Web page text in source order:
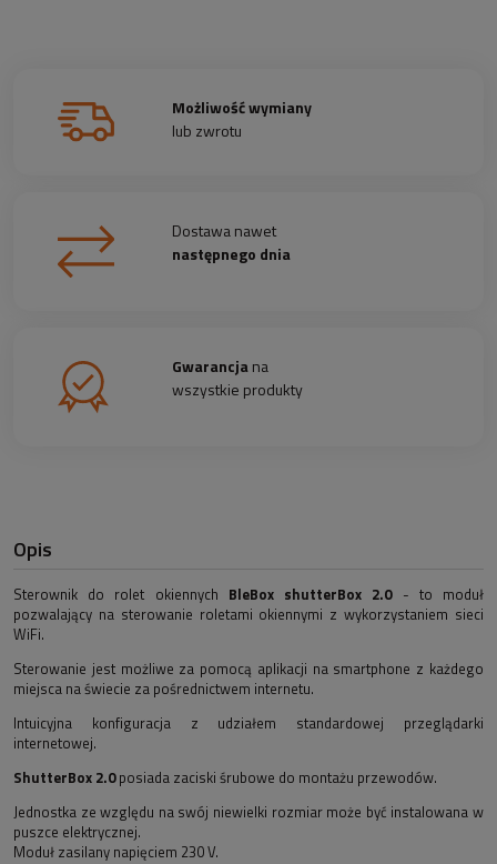
Możliwość wymiany
lub zwrotu
Dostawa nawet
następnego dnia
Gwarancjana
wszystkie produkty
Opis
Sterownik do rolet okiennych BleBox shutterBox 2.0- to moduł
pozwalający na sterowanie roletami okiennymi z wykorzystaniem sieci
WiFi.
Sterowanie jest możliwe za pomocą aplikacji na smartphone z każdego
miejsca na świecie za pośrednictwem internetu.
Intuicyjna konfiguracja z udziałem standardowej przeglądarki
internetowej.
ShutterBox 2.0posiada zaciski śrubowe do montażu przewodów.
Jednostka ze względu na swój niewielki rozmiar może być instalowana w
puszce elektrycznej.
Moduł zasilany napięciem 230 V.